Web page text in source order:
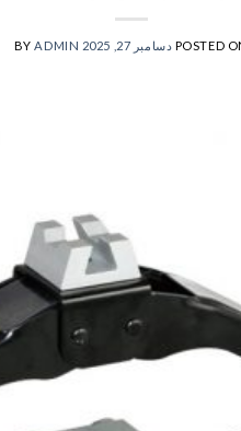
POSTED دسامبر 27, 2025 BYADMIN